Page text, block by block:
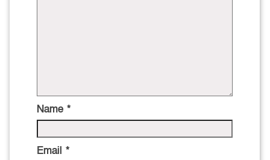
Name *
Email *